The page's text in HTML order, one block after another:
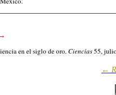
en el siglo de oro. Ciencias55,
←